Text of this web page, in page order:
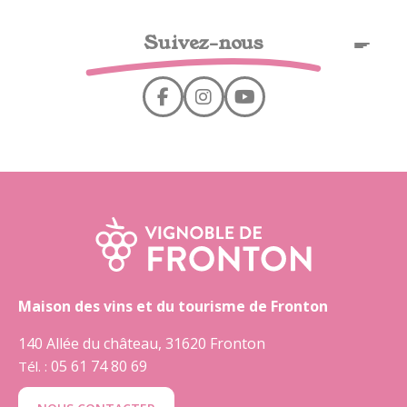
Suivez-nous
Maison des vins et du tourisme de Fronton
140 Allée du château, 31620 Fronton
Tél. : 05 61 74 80 69